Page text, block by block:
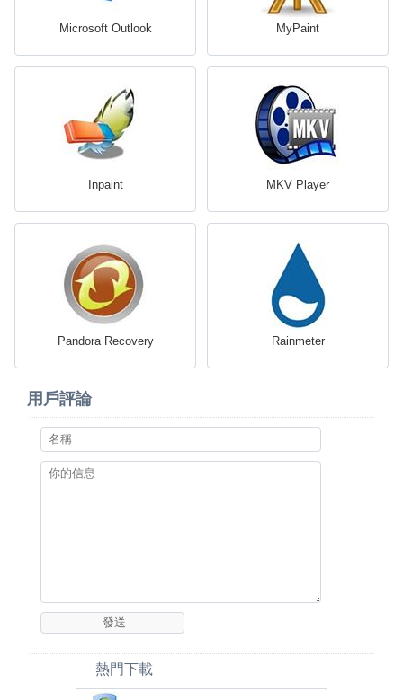
Microsoft Outlook MyPaint
Inpaint MKV Player
Pandora Recovery Rainmeter
用戶評論
熱門下載